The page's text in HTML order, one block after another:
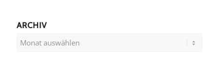
ARCHIV